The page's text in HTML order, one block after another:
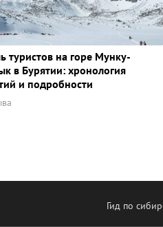
туристов на горе Мунку-
в Бурятии: хронология
и подробности
Гид по